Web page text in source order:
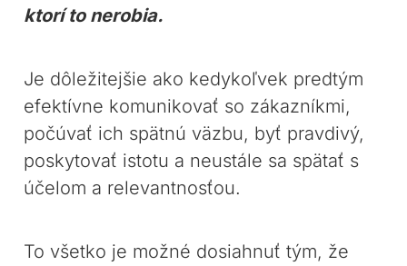
ktorí to nerobia.
Je dôležitejšie ako kedykoľvek predtým
efektívne komunikovať so zákazníkmi,
počúvať ich spätnú väzbu, byť pravdivý,
poskytovať istotu a neustále sa spätať s
účelom a relevantnosťou.
To všetko je možné dosiahnuť tým, že